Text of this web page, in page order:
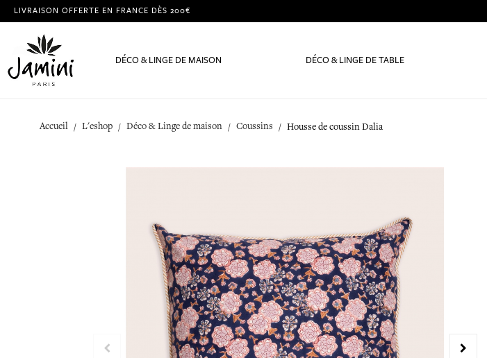
LIVRAISON OFFERTE EN FRANCE DÈS 200€
DÉCO & LINGE DE MAISON DÉCO & LINGE DE TABLE
Accueil L'eshop Déco & Linge de maison Coussins Housse de coussin Dalia